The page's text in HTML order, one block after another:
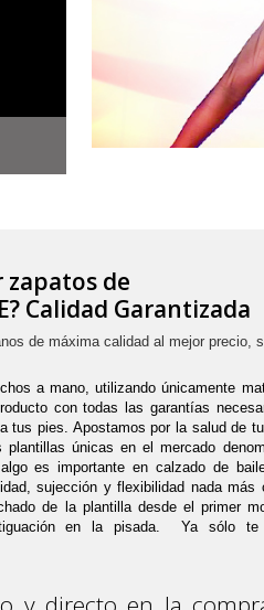
zapatos de
Calidad Garantizada
de máxima calidad al mejor precio,
a mano, utilizando únicamente
con todas las garantías
tus pies. Apostamos por la salud de
únicas en el mercado
es importante en calzado de
sujección y flexibilidad nada más
de la plantilla desde el primer
en la pisada. Ya sólo te